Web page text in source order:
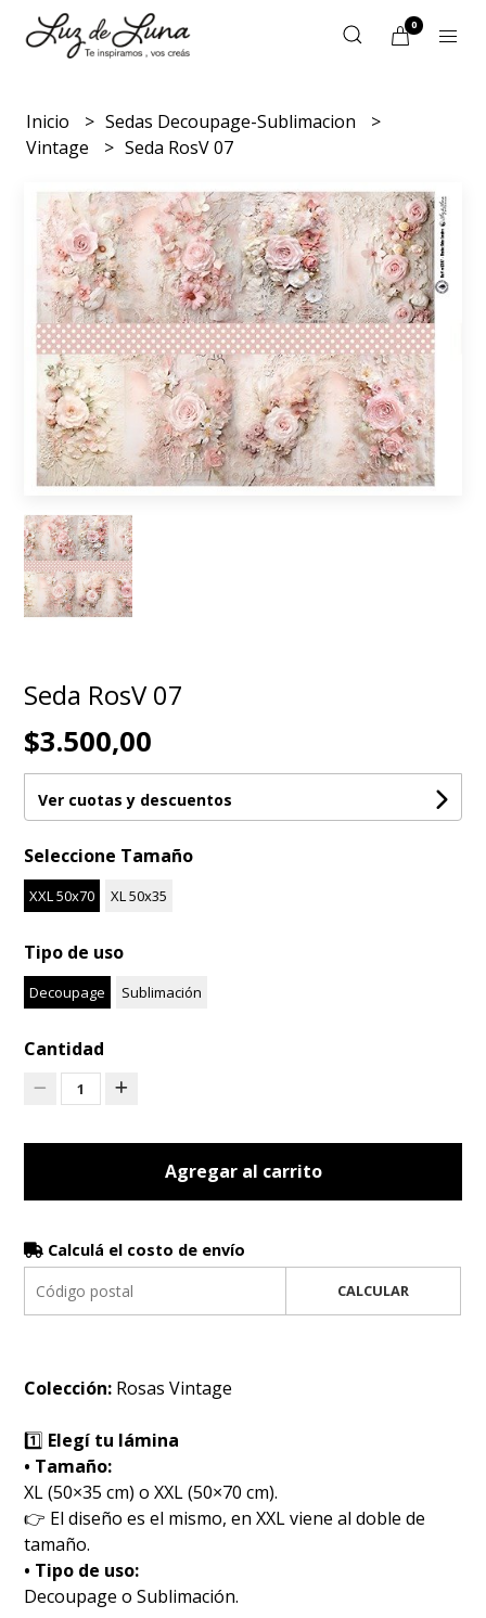
0
Inicio
Sedas Decoupage-Sublimacion
Vintage
Seda RosV 07
Seda RosV 07
$3.500,00
Ver cuotas y descuentos
Seleccione Tamaño
XXL 50x70 XL 50x35
Tipo de uso
Decoupage Sublimación
Cantidad
1
Agregar al carrito
Calculá el costo de envío
CALCULAR
Colección: Rosas Vintage
1️⃣ Elegí tu lámina
• Tamaño:
XL (50×35 cm) o XXL (50×70 cm).
👉 El diseño es el mismo, en XXL viene al doble de
tamaño.
• Tipo de uso:
Decoupage o Sublimación.